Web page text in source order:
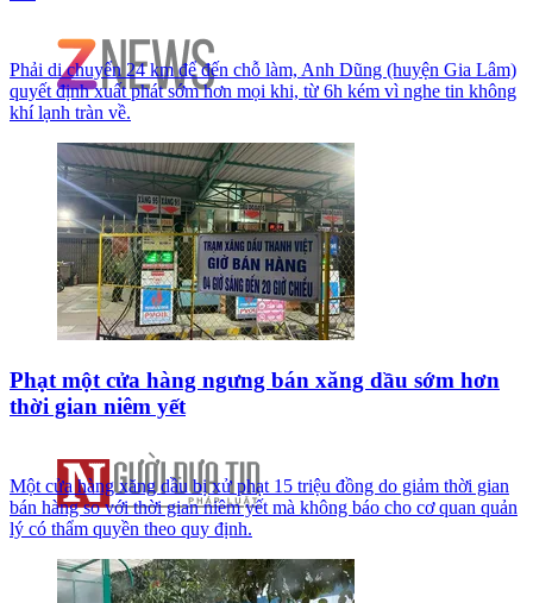
Phải di chuyển 24 km để đến chỗ làm, Anh Dũng (huyện Gia Lâm)
quyết định xuất phát sớm hơn mọi khi, từ 6h kém vì nghe tin không
khí lạnh tràn về.
Phạt một cửa hàng ngưng bán xăng dầu sớm hơn
thời gian niêm yết
Một cửa hàng xăng dầu bị xử phạt 15 triệu đồng do giảm thời gian
bán hàng so với thời gian niêm yết mà không báo cho cơ quan quản
lý có thẩm quyền theo quy định.